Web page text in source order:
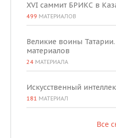
XVI саммит БРИКС в
499 МАТЕРИАЛОВ
Великие воины
материалов
24 МАТЕРИАЛА
Искусственный
181 МАТЕРИАЛ
Все